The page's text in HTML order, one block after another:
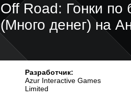
Off Road: Гонки
(Много денег) на
Разработчик:
Azur Interactive Games
Limited